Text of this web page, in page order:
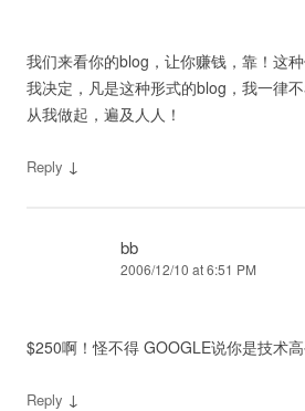
我们来看你的blog，让你赚钱，靠！这种
我决定，凡是这种形式的blog，我一律不
从我做起，遍及人人！
Reply ↓
bb
2006/12/10 at 6:51 PM
$250啊！怪不得 GOOGLE说你是技术
Reply ↓